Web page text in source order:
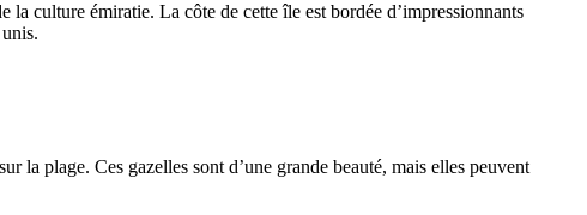
culture émiratie. La côte de cette île est bordée d’impressionnants
la plage. Ces gazelles sont d’une grande beauté, mais elles peuvent